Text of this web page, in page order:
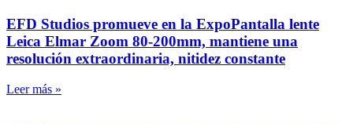
EFD Studios promueve en la ExpoPantalla lente
Leica Elmar Zoom 80-200mm, mantiene una
resolución extraordinaria, nitidez constante
Leer más »